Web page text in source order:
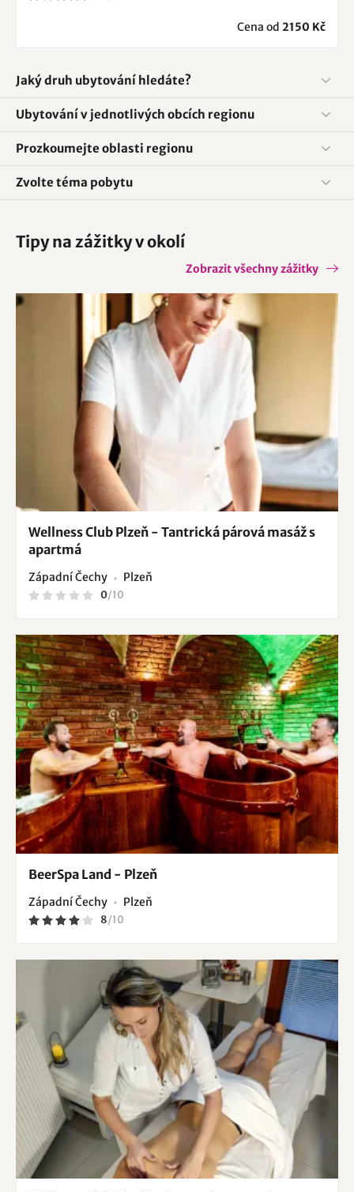
Cena od 2150 Kč
Jaký druh ubytování hledáte?
Ubytování v jednotlivých obcích regionu
Prozkoumejte oblasti regionu
Zvolte téma pobytu
Tipy na zážitky v okolí
Zobrazit všechny zážitky
Wellness Club Plzeň - Tantrická párová masáž s
apartmá
Západní Čechy Plzeň
0/10
BeerSpa Land - Plzeň
Západní Čechy Plzeň
8/10